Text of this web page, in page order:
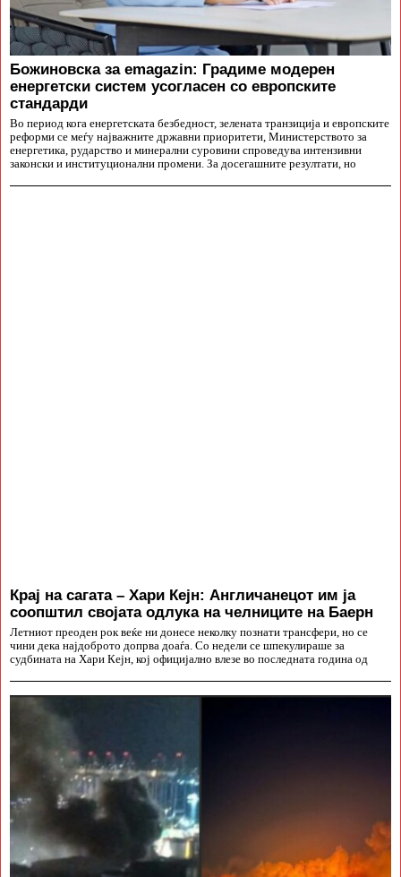
Божиновска за emagazin: Градиме модерен
енергетски систем усогласен со европските
стандарди
Во период кога енергетската безбедност, зелената транзиција и европските
реформи се меѓу најважните државни приоритети, Министерството за
енергетика, рударство и минерални суровини спроведува интензивни
законски и институционални промени. За досегашните резултати, но
Крај на сагата – Хари Кејн: Англичанецот им ја
соопштил својата одлука на челниците на Баерн
Летниот преоден рок веќе ни донесе неколку познати трансфери, но се
чини дека најдоброто допрва доаѓа. Со недели се шпекулираше за
судбината на Хари Кејн, кој официјално влезе во последната година од